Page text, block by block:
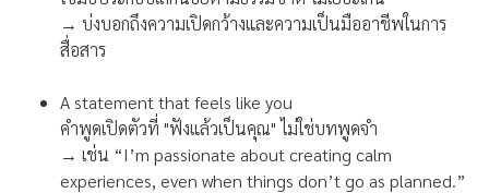
→ บ่งบอกถึงความเปิดกว้างและความเป็นมืออาชีพในการ
สื่อสาร
A statement that feels like you
คำพูดเปิดตัวที่ "ฟังแล้วเป็นคุณ" ไม่ใช่บทพูดจำ
→ เช่น “I’m passionate about creating calm
experiences, even when things don’t go as planned.”